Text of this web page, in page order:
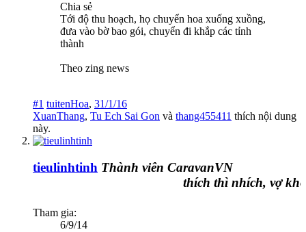
Chia sẻ
Tới độ thu hoạch, họ chuyển hoa xuống xuồng,
đưa vào bờ bao gói, chuyển đi khắp các tỉnh
thành
Theo zing news
#1 tuitenHoa, 31/1/16
XuanThang, Tu Ech Sai Gon và thang455411 thích nội dung
này.
tieulinhtinh Thành viên CaravanVN
thích thì nhích, vợ
Tham gia:
6/9/14